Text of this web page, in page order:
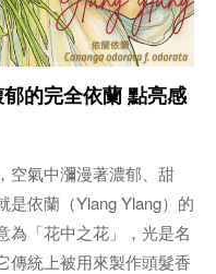
的完全依蘭 點亮感
空氣中瀰漫著濃郁、甜
是依蘭（Ylang Ylang）的
為「花中之花」，光是名
傳統上被用來製作頭髮香